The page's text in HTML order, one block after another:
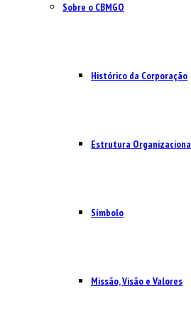
Sobre o CBMGO
Histórico da Corporação
Estrutura
Símbolo
Missão, Visão e Valores